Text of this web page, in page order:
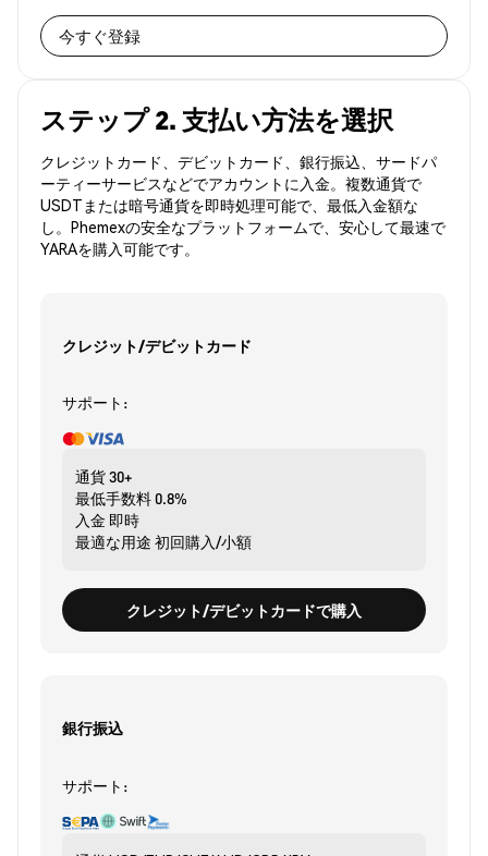
今すぐ登録
ステップ 2. 支払い方法を選択
クレジットカード、デビットカード、銀行振込、サードパ
ーティーサービスなどでアカウントに入金。複数通貨で
USDTまたは暗号通貨を即時処理可能で、最低入金額な
し。Phemexの安全なプラットフォームで、安心して最速で
YARAを購入可能です。
クレジット/デビットカード
サポート:
通貨30+
最低手数料0.8%
入金 即時
最適な用途 初回購入/小額
クレジット/デビットカードで購入
銀行振込
サポート: